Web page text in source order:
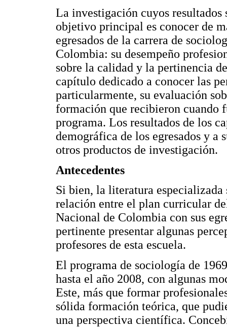
La investigación cuyos resultados
objetivo principal es conocer de
egresados de la carrera de
Colombia: su desempeño
sobre la calidad y la pertinencia
capítulo dedicado a conocer las
particularmente, su evaluación
formación que recibieron cuando
programa. Los resultados de los
demográfica de los egresados y a
otros productos de investigación.
Antecedentes
Si bien, la literatura
relación entre el plan curricular
Nacional de Colombia con sus
pertinente presentar algunas
profesores de esta escuela.
El programa de sociología de
hasta el año 2008, con algunas
Este, más que formar
sólida formación teórica, que
una perspectiva científica.